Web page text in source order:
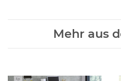
Mehr aus